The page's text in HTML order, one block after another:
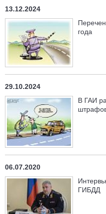
13.12.2024
года
29.10.2024
В ГАИ
06.07.2020
ГИБДД